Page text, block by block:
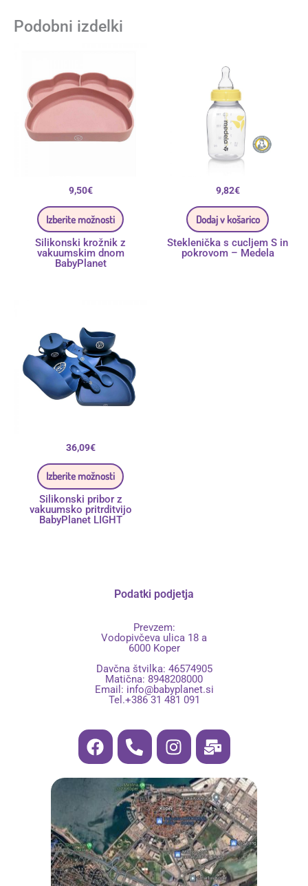
Podobni izdelki
9,50€
Izberite možnosti
različic.
Možnosti
lahko
izberete
na
strani
Silikonski krožnik z
vakuumskim dnom
BabyPlanet
9,82€
Dodaj v košarico
Steklenička s cucljem S in
pokrovom – Medela
36,09€
Izberite možnosti
lahko
izberete
na
strani
izdelka
Silikonski pribor z
vakuumsko pritrditvijo
BabyPlanet LIGHT
Podatki podjetja
Prevzem:
Vodopivčeva ulica 18 a
6000 Koper
Davčna štvilka: 46574905
Matična: 8948208000
Email: info@babyplanet.si
Tel.+386 31 481 091
F
a
b
o
o
k
h
n
e
-
a
l
t
I
n
t
a
g
r
a
m
M
a
l
-
b
u
l
k